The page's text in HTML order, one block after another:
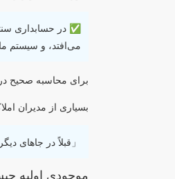
✅ در حسابداری
می‌افتد، و سیستم
برای محاسبه صحیح
بسیاری از مدیران
「قبلاً در جاهای
موجودی اولیه